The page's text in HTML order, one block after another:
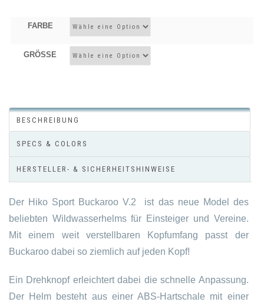
FARBE
GRÖSSE
BESCHREIBUNG
SPECS & COLORS
HERSTELLER- & SICHERHEITSHINWEISE
Der Hiko Sport Buckaroo V.2 ist das neue Model des
beliebten Wildwasserhelms für Einsteiger und Vereine.
Mit einem weit verstellbaren Kopfumfang passt der
Buckaroo dabei so ziemlich auf jeden Kopf!
Ein Drehknopf erleichtert dabei die schnelle Anpassung.
Der Helm besteht aus einer ABS-Hartschale mit einer